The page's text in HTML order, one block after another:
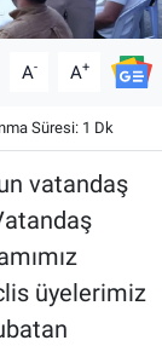
A- A+
Süresi: 1 Dk
vatandaş
üyelerimiz